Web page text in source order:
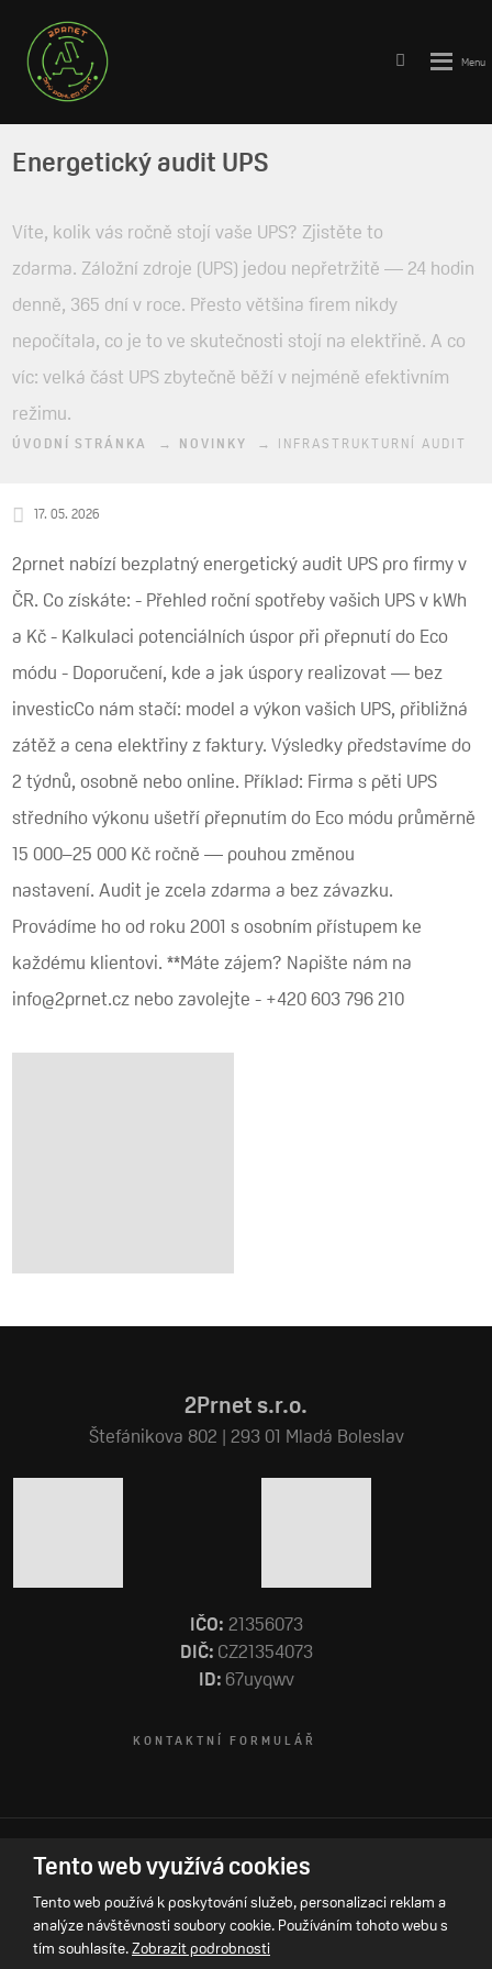
Energetický audit UPS
Víte, kolik vás ročně stojí vaše UPS? Zjistěte to
zdarma. Záložní zdroje (UPS) jedou nepřetržitě — 24 hodin
denně, 365 dní v roce. Přesto většina firem nikdy
nepočítala, co je to ve skutečnosti stojí na elektřině. A co
víc: velká část UPS zbytečně běží v nejméně efektivním
režimu.
ÚVODNÍ STRÁNKA NOVINKY INFRASTRUKTURNÍ AUDIT
17. 05. 2026
2prnet nabízí bezplatný energetický audit UPS pro firmy v
ČR. Co získáte: - Přehled roční spotřeby vašich UPS v kWh
a Kč - Kalkulaci potenciálních úspor při přepnutí do Eco
módu - Doporučení, kde a jak úspory realizovat — bez
investicCo nám stačí: model a výkon vašich UPS, přibližná
zátěž a cena elektřiny z faktury. Výsledky představíme do
2 týdnů, osobně nebo online. Příklad: Firma s pěti UPS
středního výkonu ušetří přepnutím do Eco módu průměrně
15 000–25 000 Kč ročně — pouhou změnou
nastavení. Audit je zcela zdarma a bez závazku.
Provádíme ho od roku 2001 s osobním přístupem ke
každému klientovi. **Máte zájem? Napište nám na
info@2prnet.cz nebo zavolejte - +420 603 796 210
2Prnet s.r.o.
Štefánikova 802 | 293 01 Mladá Boleslav
IČO: 21356073
DIČ: CZ21354073
ID: 67uyqwv
KONTAKTNÍ FORMULÁŘ
Tento web využívá cookies
Tento web používá k poskytování služeb, personalizaci reklam a
analýze návštěvnosti soubory cookie. Používáním tohoto webu s
tím souhlasíte. Zobrazit podrobnosti